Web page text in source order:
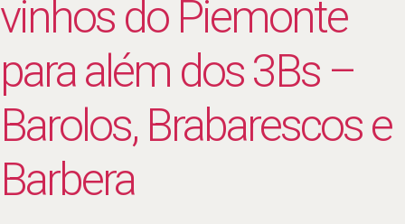
vinhos do Piemonte
para além dos 3Bs –
Barolos, Brabarescos e
Barbera